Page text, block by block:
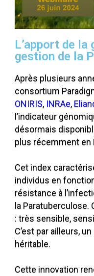
L’apport de la
gestion de la
Après plusieurs
consortium
ONIRIS, INRAe,
l’indicateur
désormais
plus récemment en
Cet index
individus en
résistance à
la Paratuberculose.
: très sensible,
C’est par ailleurs,
héritable.
Cette innovation